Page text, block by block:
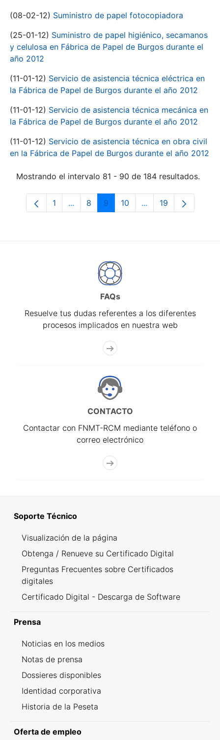
(08-02-12) Suministro de papel fotocopiadora
(25-01-12) Suministro de papel higiénico, secamanos
y celulosa en Fábrica de Papel de Burgos durante el
año 2012
(11-01-12) Servicio de asistencia técnica eléctrica en
la Fábrica de Papel de Burgos durante el año 2012
(11-01-12) Servicio de asistencia técnica mecánica en
la Fábrica de Papel de Burgos durante el año 2012
(11-01-12) Servicio de asistencia técnica en obra civil
en la Fábrica de Papel de Burgos durante el año 2012
Mostrando el intervalo 81 - 90 de 184 resultados.
Página
1 ...Páginas intermedias Use TAB para
Página
8 Página
9 Página
10 ...PáginasPágina
19
FAQs
Resuelve tus dudas referentes a los diferentes
procesos implicados en nuestra web
CONTACTO
Contactar con FNMT-RCM mediante teléfono o
correo electrónico
Soporte Técnico
Visualización de la página
Obtenga / Renueve su Certificado Digital
Preguntas Frecuentes sobre Certificados
digitales
Certificado Digital - Descarga de Software
Prensa
Noticias en los medios
Notas de prensa
Dossieres disponibles
Identidad corporativa
Historia de la Peseta
Oferta de empleo